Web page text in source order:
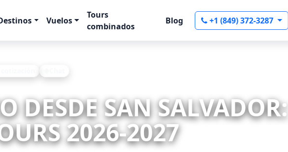
Vuelos
Tours
combinados
Blog +1 (849) 372-3287
DESDE SAN SALVADOR:
2026-2027